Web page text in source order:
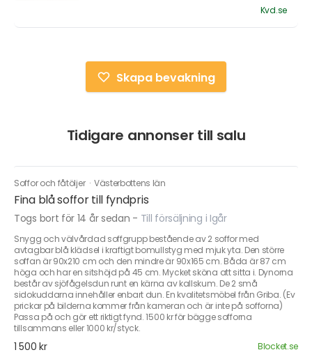
Kvd.se
Skapa bevakning
Tidigare annonser till salu
Soffor och fåtöljer · Västerbottens län
Fina blå soffor till fyndpris
Togs bort för 14 år sedan - Till försäljning i Igår
Snygg och välvårdad soffgrupp bestående av 2 soffor med
avtagbar blå klädsel i kraftigt bomullstyg med mjuk yta. Den större
soffan är 90x210 cm och den mindre är 90x165 cm. Båda är 87 cm
höga och har en sitshöjd på 45 cm. Mycket sköna att sitta i. Dynorna
består av sjöfågelsdun runt en kärna av kallskum. De 2 små
sidokuddarna innehåller enbart dun. En kvalitetsmöbel från Griba. (Ev
prickar på bilderna kommer från kameran och är inte på sofforna)
Passa på och gör ett riktigt fynd. 1500 kr för bägge sofforna
tillsammans eller 1000 kr/styck.
1 500 kr Blocket.se